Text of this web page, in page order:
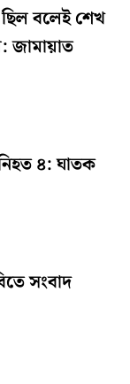
ছিল বলেই শেখ
জামায়াত
৪: ঘাতক
সংবাদ